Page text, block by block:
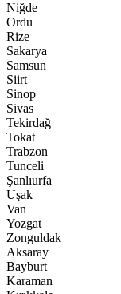
Niğde
Ordu
Rize
Sakarya
Samsun
Siirt
Sinop
Sivas
Tekirdağ
Tokat
Trabzon
Tunceli
Şanlıurfa
Uşak
Van
Yozgat
Zonguldak
Aksaray
Bayburt
Karaman